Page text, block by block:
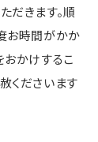
だきます。順
お時間がかか
おかけするこ
くださいます